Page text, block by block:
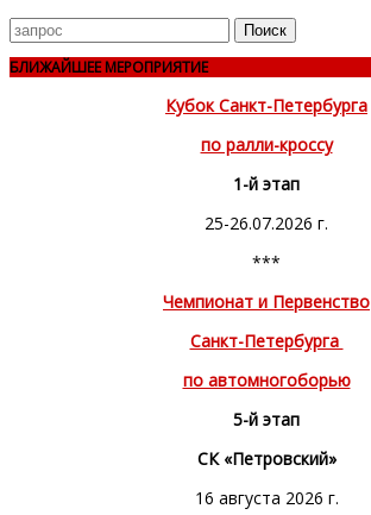
Поиск
для
БЛИЖАЙШЕЕ МЕРОПРИЯТИЕ
Кубок Санкт-Петербурга
по ралли-кроссу
1-й этап
25-26.07.2026 г.
***
Чемпионат и Первенство
Санкт-Петербурга
по автомногоборью
5-й этап
СК «Петровский»
16 августа 2026 г.